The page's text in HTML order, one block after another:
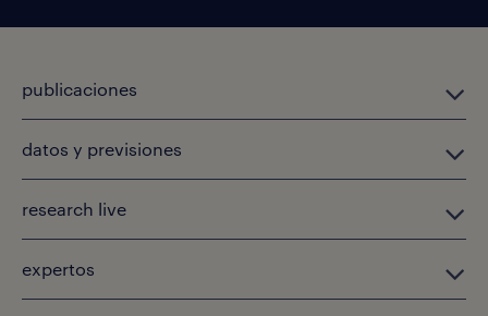
publicaciones
datos y previsiones
research live
expertos